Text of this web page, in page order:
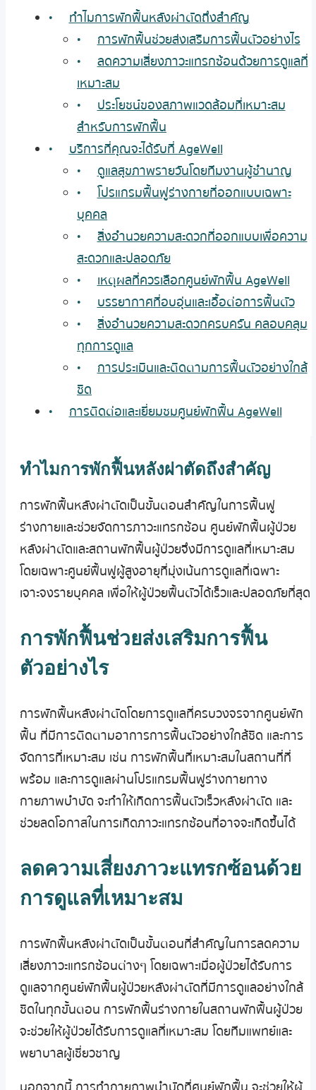
ทำไมการพักฟื้นหลังผ่าตัดถึงสำคัญ
การพักฟื้นช่วยส่งเสริมการฟื้นตัวอย่างไร
ลดความเสี่ยงภาวะแทรกซ้อนด้วยการดูแลที่
เหมาะสม
ประโยชน์ของสภาพแวดล้อมที่เหมาะสม
สำหรับการพักฟื้น
บริการที่คุณจะได้รับที่ AgeWell
ดูแลสุขภาพรายวันโดยทีมงานผู้ชำนาญ
โปรแกรมฟื้นฟูร่างกายที่ออกแบบเฉพาะ
บุคคล
สิ่งอำนวยความสะดวกที่ออกแบบเพื่อความ
สะดวกและปลอดภัย
เหตุผลที่ควรเลือกศูนย์พักฟื้น AgeWell
บรรยากาศที่อบอุ่นและเอื้อต่อการฟื้นตัว
สิ่งอำนวยความสะดวกครบครัน คลอบคลุม
ทุกการดูแล
การประเมินและติดตามการฟื้นตัวอย่างใกล้
ชิด
การติดต่อและเยี่ยมชมศูนย์พักฟื้น AgeWell
ทำไมการพักฟื้นหลังผ่าตัดถึงสำคัญ
การพักฟื้นหลังผ่าตัดเป็นขั้นตอนสำคัญในการฟื้นฟู
ร่างกายและช่วยจัดการภาวะแทรกซ้อน ศูนย์พักฟื้นผู้ป่วย
หลังผ่าตัดและสถานพักฟื้นผู้ป่วยจึงมีการดูแลที่เหมาะสม
โดยเฉพาะศูนย์ฟื้นฟูผู้สูงอายุที่มุ่งเน้นการดูแลที่เฉพาะ
เจาะจงรายบุคคล เพื่อให้ผู้ป่วยฟื้นตัวได้เร็วและปลอดภัยที่สุด
การพักฟื้นช่วยส่งเสริมการฟื้น
ตัวอย่างไร
การพักฟื้นหลังผ่าตัดโดยการดูแลที่ครบวงจรจากศูนย์พัก
ฟื้น ที่มีการติดตามอาการการฟื้นตัวอย่างใกล้ชิด และการ
จัดการที่เหมาะสม เช่น การพักฟื้นที่เหมาะสมในสถานที่ที่
พร้อม และการดูแลผ่านโปรแกรมฟื้นฟูร่างกายทาง
กายภาพบำบัด จะทำให้เกิดการฟื้นตัวเร็วหลังผ่าตัด และ
ช่วยลดโอกาสในการเกิดภาวะแทรกซ้อนที่อาจจะเกิดขึ้นได้
ลดความเสี่ยงภาวะแทรกซ้อนด้วย
การดูแลที่เหมาะสม
การพักฟื้นหลังผ่าตัดเป็นขั้นตอนที่สำคัญในการลดความ
เสี่ยงภาวะแทรกซ้อนต่างๆ โดยเฉพาะเมื่อผู้ป่วยได้รับการ
ดูแลจากศูนย์พักฟื้นผู้ป่วยหลังผ่าตัดที่มีการดูแลอย่างใกล้
ชิดในทุกขั้นตอน การพักฟื้นร่างกายในสถานพักฟื้นผู้ป่วย
จะช่วยให้ผู้ป่วยได้รับการดูแลที่เหมาะสม โดยทีมแพทย์และ
พยาบาลผู้เชี่ยวชาญ